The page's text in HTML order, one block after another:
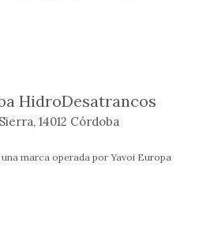
HidroDesatrancos
14012 Córdoba
marca operada por Yavoi Europa